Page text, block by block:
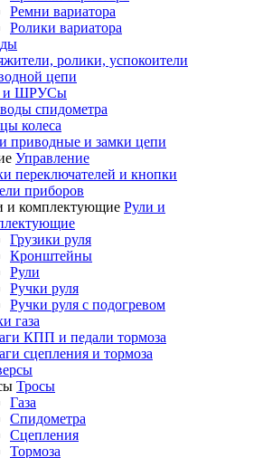
Ремни вариатора
Ролики вариатора
ролики, успокоители
цепи
и ШРУСы
спидометра
колеса
приводные и замки цепи
Управление
переключателей и кнопки
приборов
и комплектующие Рули и
Грузики руля
Кронштейны
Рули
Ручки руля
Ручки руля с подогревом
газа
КПП и педали тормоза
сцепления и тормоза
Тросы
Газа
Спидометра
Сцепления
Тормоза